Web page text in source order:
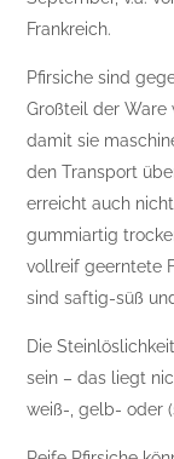
Frankreich.
Pfirsiche sind
Großteil der Ware
damit sie
den Transport
erreicht auch
gummiartig
vollreif geerntete
sind saftig-süß
Die
sein – das liegt
weiß-, gelb- oder